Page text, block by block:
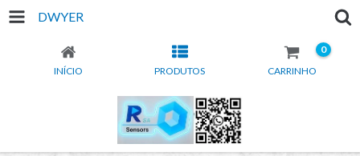
DWYER
INÍCIO PRODUTOS CARRINHO
0